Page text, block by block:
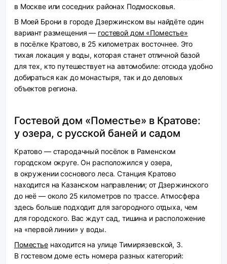
в Москве или соседних районах Подмосковья.
В Моей Брони в городе Дзержинском вы найдёте один
вариант размещения — гостевой дом «Поместье»
в посёлке Кратово, в 25 километрах восточнее. Это
тихая локация у воды, которая станет отличной базой
для тех, кто путешествует на автомобиле: отсюда удобно
добираться как до монастыря, так и до деловых
объектов региона.
Гостевой дом «Поместье» в Кратове:
у озера, с русской баней и садом
Кратово — стародачный посёлок в Раменском
городском округе. Он расположился у озера,
в окружении соснового леса. Станция Кратово
находится на Казанском направлении; от Дзержинского
до неё — около 25 километров по трассе. Атмосфера
здесь больше подходит для загородного отдыха, чем
для городского. Вас ждут сад, тишина и расположение
на «первой линии» у воды.
Поместьенаходится на улице Тимирязевской, 3.
В гостевом доме есть номера разных категорий: